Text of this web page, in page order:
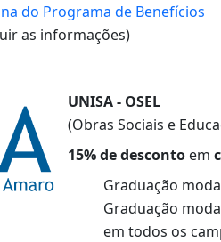
do Programa de Benefícios
as informações)
UNISA - OSEL
(Obras Sociais e
15% de desconto em c
Graduação
Graduação
em todos os